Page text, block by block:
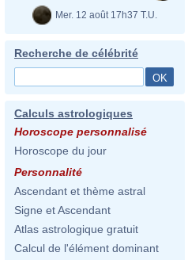
Mer. 12 août 17h37 T.U.
Recherche de célébrité
Calculs astrologiques
Horoscope personnalisé
Horoscope du jour
Personnalité
Ascendant et thème astral
Signe et Ascendant
Atlas astrologique gratuit
Calcul de l'élément dominant